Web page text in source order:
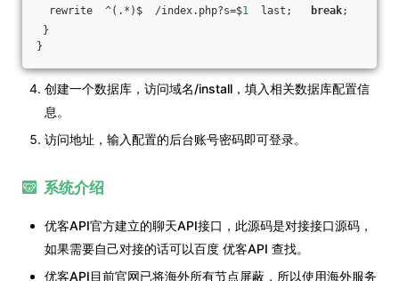
rewrite  ^(.*)$  /index.php?s=$1 last; break;
}
}
创建一个数据库，访问域名/install，填入相关数据库配置信
息。
访问地址，输入配置的后台账号密码即可登录。
系统介绍
优客API官方建立的聊天API接口，此源码是对接接口源码，
如果需要自己对接的话可以百度 优客API 查找。
优客API目前官网已将海外所有节点屏蔽，所以使用海外服务